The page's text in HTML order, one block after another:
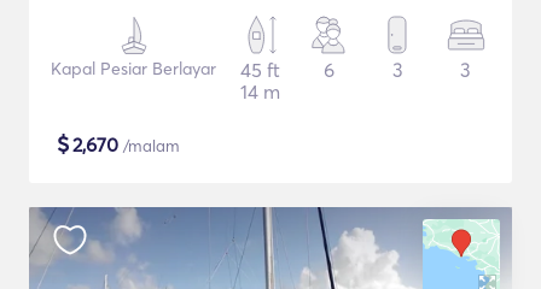
Kapal Pesiar Berlayar
45 ft
14 m
6 3 3
$2,670 /malam